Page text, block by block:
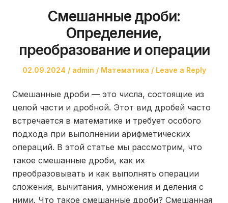
Смешанные дроби:
Определение,
преобразование и операции
Posted
02.09.2024 Author
admin
Posted
Математика Leave a Reply
Смешанные дроби — это числа, состоящие из
целой части и дробной. Этот вид дробей часто
встречается в математике и требует особого
подхода при выполнении арифметических
операций. В этой статье мы рассмотрим, что
такое смешанные дроби, как их
преобразовывать и как выполнять операции
сложения, вычитания, умножения и деления с
ними. Что такое смешанные дроби? Смешанная